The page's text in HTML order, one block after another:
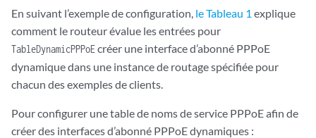
En suivant l’exemple de configuration, le Tableau 1 explique
comment le routeur évalue les entrées pour
TableDynamicPPPoEcréer une interface d’abonné PPPoE
dynamique dans une instance de routage spécifiée pour
chacun des exemples de clients.
Pour configurer une table de noms de service PPPoE afin de
créer des interfaces d’abonné PPPoE dynamiques :